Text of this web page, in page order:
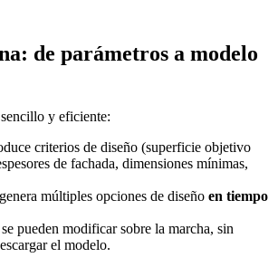
de parámetros a modelo
y eficiente:
criterios de diseño (superficie objetivo
de fachada, dimensiones mínimas,
múltiples opciones de diseño en tiempo
pueden modificar sobre la marcha, sin
el modelo.